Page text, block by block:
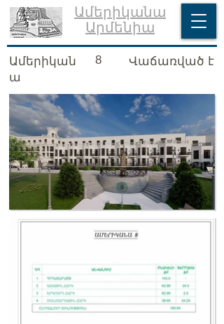
Ամերիկանա
Արմենիա
Ամերիկան
ա
8 Վաճառված է